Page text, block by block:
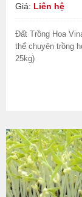
Giá: Liên hệ
Đất Trồng Hoa
thể chuyên trồng
25kg)